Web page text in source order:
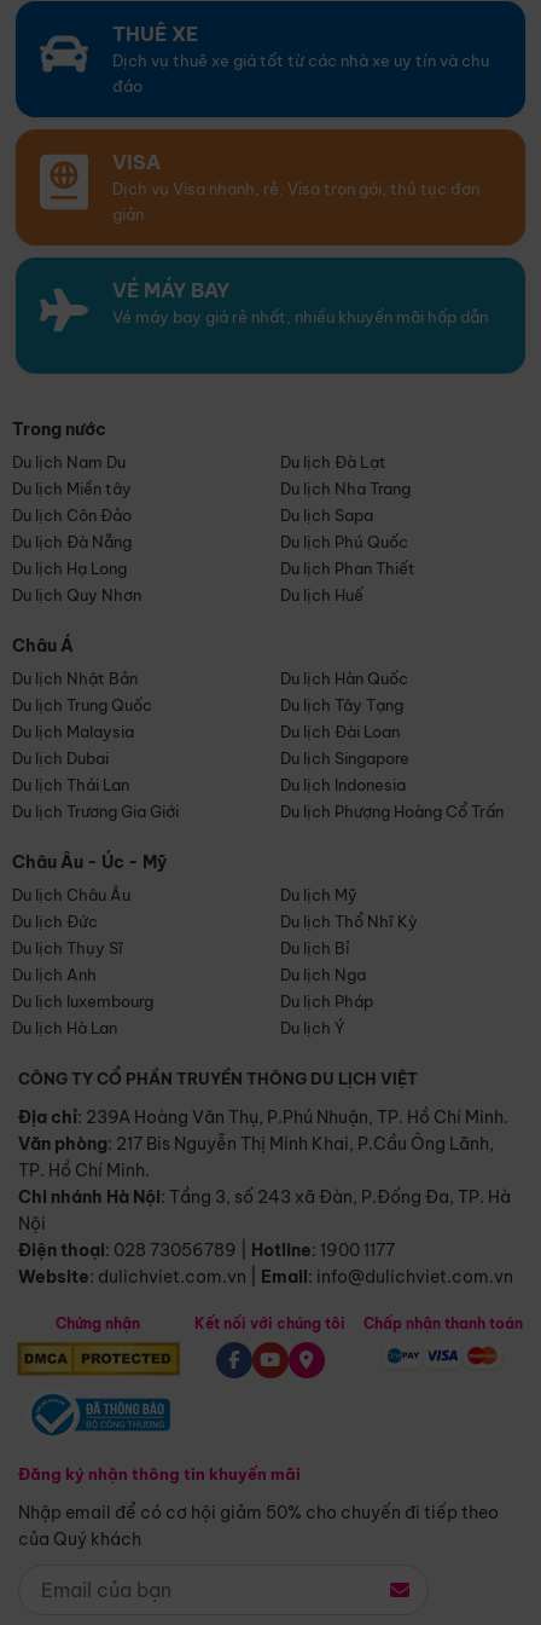
THUÊ XE
Dịch vụ thuê xe giá tốt từ các nhà xe uy tín và chu
đáo
VISA
Dịch vụ Visa nhanh, rẻ. Visa trọn gói, thủ tục đơn
giản
VÉ MÁY BAY
Vé máy bay giá rẻ nhất, nhiều khuyến mãi hấp dẫn
Trong nước
Du lịch Nam Du
Du lịch Đà Lạt
Du lịch Miền tây
Du lịch Nha Trang
Du lịch Côn Đảo
Du lịch Sapa
Du lịch Đà Nẵng
Du lịch Phú Quốc
Du lịch Hạ Long
Du lịch Phan Thiết
Du lịch Quy Nhơn
Du lịch Huế
Châu Á
Du lịch Nhật Bản
Du lịch Hàn Quốc
Du lịch Trung Quốc
Du lịch Tây Tạng
Du lịch Malaysia
Du lịch Đài Loan
Du lịch Dubai
Du lịch Singapore
Du lịch Thái Lan
Du lịch Indonesia
Du lịch Trương Gia Giới
Du lịch Phượng Hoàng Cổ Trấn
Châu Âu - Úc - Mỹ
Du lịch Châu Âu
Du lịch Mỹ
Du lịch Đức
Du lịch Thổ Nhĩ Kỳ
Du lịch Thụy Sĩ
Du lịch Bỉ
Du lịch Anh
Du lịch Nga
Du lịch luxembourg
Du lịch Pháp
Du lịch Hà Lan
Du lịch Ý
CÔNG TY CỔ PHẦN TRUYỀN THÔNG DU LỊCH VIỆT
Địa chỉ: 239A Hoàng Văn Thụ, P.Phú Nhuận, TP. Hồ Chí Minh.
Văn phòng: 217 Bis Nguyễn Thị Minh Khai, P.Cầu Ông Lãnh,
TP. Hồ Chí Minh.
Chi nhánh Hà Nội: Tầng 3, số 243 xã Đàn, P.Đống Đa, TP. Hà
Nội
Điện thoại: 028 73056789 Hotline: 1900 1177
Website: dulichviet.com.vn Email: info@dulichviet.com.vn
Chứng nhận
Đăng ký nhận thông tin khuyến mãi
Nhập email để có cơ hội giảm 50% cho chuyến đi tiếp theo
của Quý khách
Kết nối với chúng tôi Chấp nhận thanh toán